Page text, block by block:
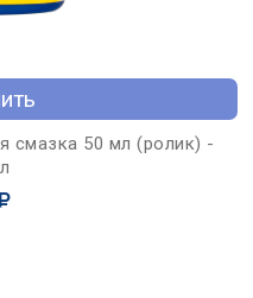
смазка 50 мл (ролик) -